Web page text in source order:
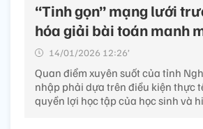
“Tinh gọn” mạng lưới
hóa giải bài toán manh
14/01/2026 12:26’
Quan điểm xuyên suốt của tỉnh
nhập phải dựa trên điều kiện thực
quyền lợi học tập của học sinh và